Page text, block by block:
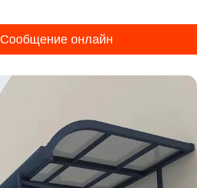
Сообщение онлайн